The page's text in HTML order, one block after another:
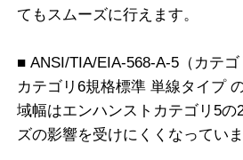
てもスムーズに行えます。
■ ANSI/TIA/EIA-568-A-5（カテ
カテゴリ6規格標準 単線タイプ
域幅はエンハンストカテゴリ5
ズの影響を受けにくくなってい